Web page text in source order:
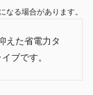
る場合があります。
えた省電力タ
ブです。